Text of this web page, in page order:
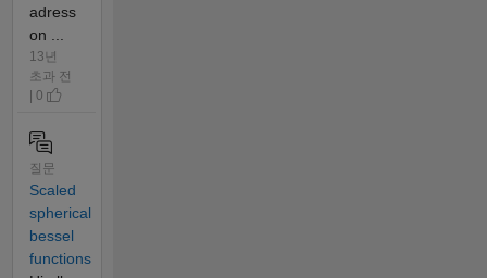
adress
on ...
13년
초과 전
| 0
질문
Scaled
spherical
bessel
functions